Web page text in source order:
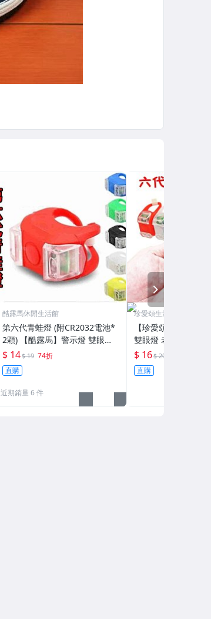
酷露馬休閒生活館
第六代青蛙燈 (附CR2032電池*
2顆) 【酷露馬】警示燈 雙眼燈
車燈 自行車尾燈 前燈 LED燈BL
001
$ 14$ 19 74折
直購
近期銷量 6 件
珍愛頌生活館
【珍愛頌】B035 第
雙眼燈 老鼠燈 警示
營燈 營釘燈 帳篷燈
營柱燈 自行車燈
$ 16$ 20
直購